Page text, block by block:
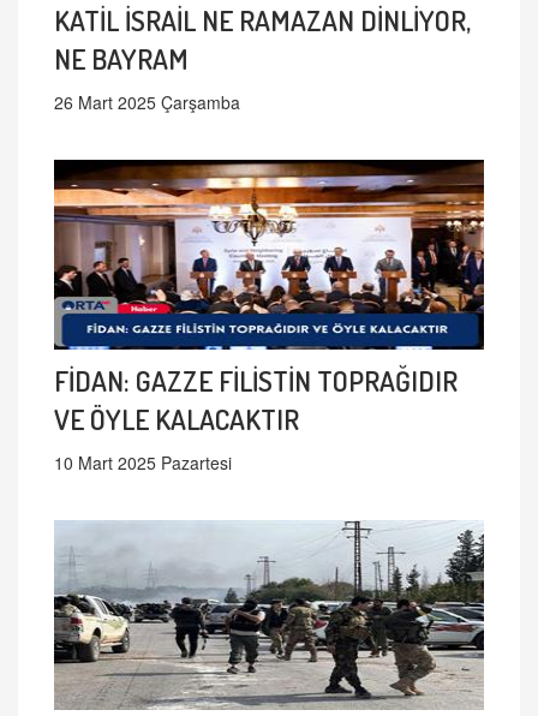
KATİL İSRAİL NE RAMAZAN DİNLİYOR,
NE BAYRAM
26 Mart 2025 Çarşamba
FİDAN: GAZZE FİLİSTİN TOPRAĞIDIR
VE ÖYLE KALACAKTIR
10 Mart 2025 Pazartesi